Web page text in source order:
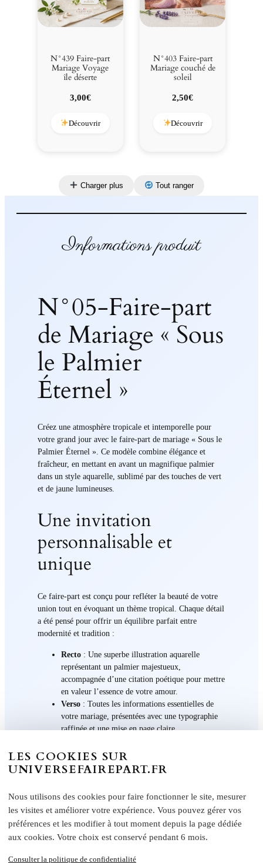
N°439 Faire-part
Mariage Voyage
île déserte
3,00€
Découvrir
N°403 Faire-part
Mariage couché de
soleil
2,50€
Découvrir
Charger plus Tout ranger
Informations produit
N°05-Faire-part
de Mariage « Sous
le Palmier
Éternel »
Créez une atmosphère tropicale et intemporelle pour
votre grand jour avec le faire-part de mariage « Sous le
Palmier Éternel ». Ce modèle combine élégance et
fraîcheur, en mettant en avant un magnifique palmier
dans un style aquarelle, sublimé par des touches de vert
et de jaune lumineuses.
Une invitation
personnalisable et
unique
Ce faire-part est conçu pour refléter la beauté de votre
union tout en évoquant un thème tropical. Chaque détail
a été pensé pour offrir un équilibre parfait entre
modernité et tradition :
Recto: Une superbe illustration aquarelle
représentant un palmier majestueux,
accompagnée d’une citation poétique pour mettre
en valeur l’essence de votre amour.
Verso: Toutes les informations essentielles de
votre mariage, présentées avec une typographie
raffinée et une mise en page claire.
une touche naturelle et réconfortante, parfaite pour les
mariages thématiques ou en plein air.
Détails techniques et
personnalisation
Avec ce modèle, vous avez la possibilité de
LES COOKIES SUR
UNIVERSEFAIREPART.FR
Nous utilisons des cookies pour faire fonctionner le site, mesurer
les visites et améliorer votre expérience. Vous pouvez gérer vos
préférences et les modifier à tout moment depuis la page dédiée
aux cookies. Votre choix est conservé pendant 6 mois.
Consulter la politique de confidentialité